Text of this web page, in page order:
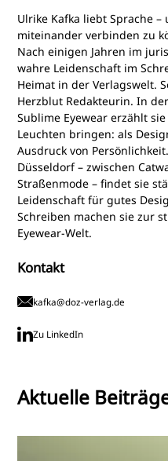
Ulrike Kafka liebt Sprache
miteinander verbinden zu
Nach einigen Jahren im
wahre Leidenschaft im
Heimat in der Verlagswelt.
Herzblut Redakteurin. In
Sublime Eyewear erzählt
Leuchten bringen: als
Ausdruck von
Düsseldorf – zwischen
Straßenmode – findet sie
Leidenschaft für gutes
Schreiben machen sie zur
Eyewear-Welt.
Kontakt
kafka@doz-verlag.de
Zu LinkedIn
Aktuelle